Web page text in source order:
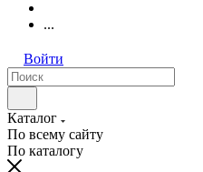
...
Войти
Каталог
По всему сайту
По каталогу